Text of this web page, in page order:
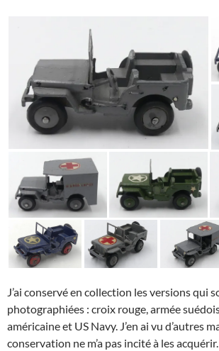
J’ai conservé en collection les versions qui
photographiées : croix rouge, armée
américaine et US Navy. J’en ai vu d’autres
conservation ne m’a pas incité à les acquérir.